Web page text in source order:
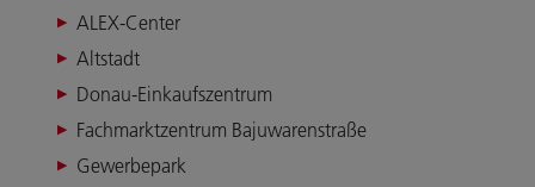
ALEX-Center
Altstadt
Donau-Einkaufszentrum
Fachmarktzentrum Bajuwarenstraße
Gewerbepark